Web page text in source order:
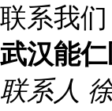
联系我们
武汉能
联系人